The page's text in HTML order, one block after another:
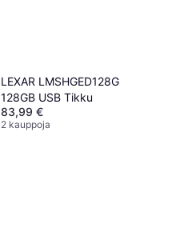
LEXAR LMSHGED128G
128GB USB Tikku
83,99 €
2 kauppoja